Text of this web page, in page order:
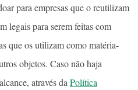
para empresas que o reutilizam
legais para serem feitas com
que os utilizam como matéria-
objetos. Caso não haja
através da Política